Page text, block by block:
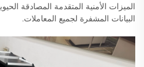
الميزات الأمنية المتقدمة المصادقة
البيانات المشفرة لجميع المعاملات.